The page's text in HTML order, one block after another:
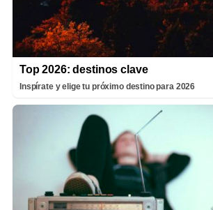
Top 2026: destinos clave
Inspírate y elige tu próximo destino para 2026